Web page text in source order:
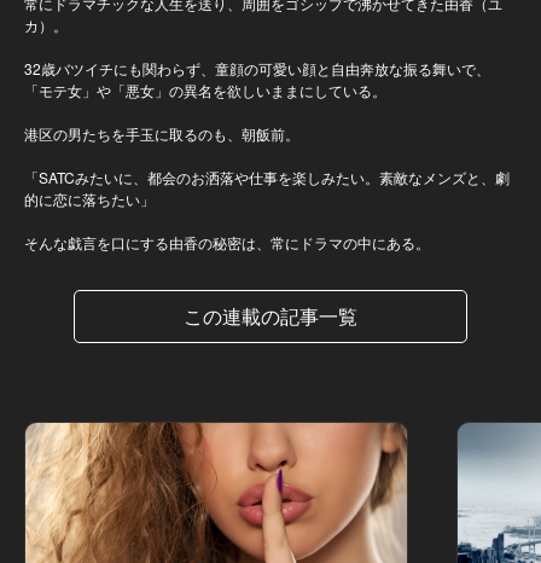
カ）。
32歳バツイチにも関わらず、童顔の可愛い顔と自由奔放な振る舞いで、
「モテ女」や「悪女」の異名を欲しいままにしている。
港区の男たちを手玉に取るのも、朝飯前。
「SATCみたいに、都会のお洒落や仕事を楽しみたい。素敵なメンズと、劇
的に恋に落ちたい」
そんな戯言を口にする由香の秘密は、常にドラマの中にある。
この連載の記事一覧